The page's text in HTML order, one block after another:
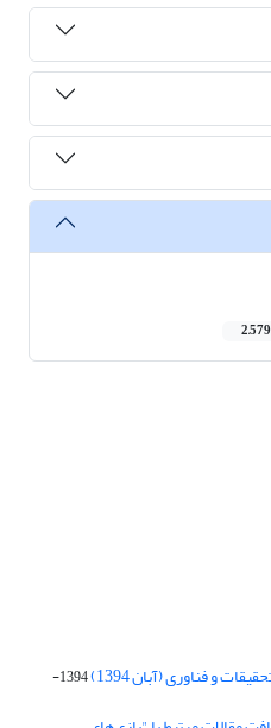
2,579
و فناوری (آبان 1394)
1394-